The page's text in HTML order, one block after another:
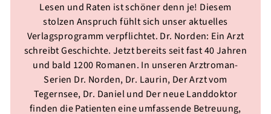
Lesen und Raten ist schöner denn je! Diesem
stolzen Anspruch fühlt sich unser aktuelles
Verlagsprogramm verpflichtet. Dr. Norden: Ein Arzt
schreibt Geschichte. Jetzt bereits seit fast 40 Jahren
und bald 1200 Romanen. In unseren Arztroman-
Serien Dr. Norden, Dr. Laurin, Der Arzt vom
Tegernsee, Dr. Daniel und Der neue Landdoktor
finden die Patienten eine umfassende Betreuung,